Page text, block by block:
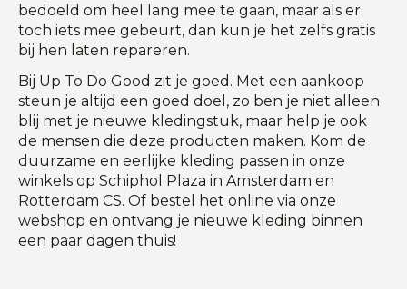
bedoeld om heel lang mee te gaan, maar als er
toch iets mee gebeurt, dan kun je het zelfs gratis
bij hen laten repareren.
Bij Up To Do Good zit je goed. Met een aankoop
steun je altijd een goed doel, zo ben je niet alleen
blij met je nieuwe kledingstuk, maar help je ook
de mensen die deze producten maken. Kom de
duurzame en eerlijke kleding passen in onze
winkels op Schiphol Plaza in Amsterdam en
Rotterdam CS. Of bestel het online via onze
webshop en ontvang je nieuwe kleding binnen
een paar dagen thuis!